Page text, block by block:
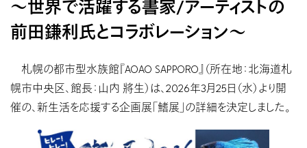
〜世界で活躍する書家/アーティストの
前田鎌利氏とコラボレーション〜
札幌の都市型水族館『AOAO SAPPORO』（所在地：北海道札
幌市中央区、館長：山内 將生）は、2026年3月25日（水）より開
催の、新生活を応援する企画展「鰭展」の詳細を決定しました。